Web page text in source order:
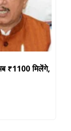
₹1100 मिलेंगे,